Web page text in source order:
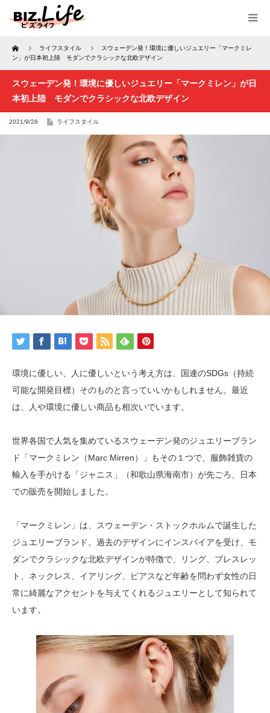
Home ライフスタイル
スウェーデン発！環境に優しいジュエリー「マークミレ
ン」が日本初上陸 モダンでクラシックな北欧デザイン
スウェーデン発！環境に優しいジュエリー「マークミレン」が日
本初上陸 モダンでクラシックな北欧デザイン
2021/9/28 ライフスタイル
環境に優しい、人に優しいという考え方は、国連のSDGs（持続
可能な開発目標）そのものと言っていいかもしれません。最近
は、人や環境に優しい商品も相次いでいます。
世界各国で人気を集めているスウェーデン発のジュエリーブラン
ド「マークミレン（Marc Mirren）」もその１つで、服飾雑貨の
輸入を手がける「ジャニス」（和歌山県海南市）が先ごろ、日本
での販売を開始しました。
「マークミレン」は、スウェーデン・ストックホルムで誕生した
ジュエリーブランド。過去のデザインにインスパイアを受け、モ
ダンでクラシックな北欧デザインが特徴で、リング、ブレスレッ
ト、ネックレス、イアリング、ピアスなど年齢を問わず女性の日
常に綺麗なアクセントを与えてくれるジュエリーとして知られて
います。